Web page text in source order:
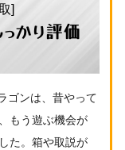
]
かり評価
ゴンは、昔やって
もう遊ぶ機会が
た。箱や取説が